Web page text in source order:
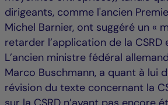
dirigeants, comme l'ancien
Michel Barnier, ont suggéré un «
retarder l’application de la CSRD
L’ancien ministre fédéral
Marco Buschmann, a quant à lui
révision du texte concernant la